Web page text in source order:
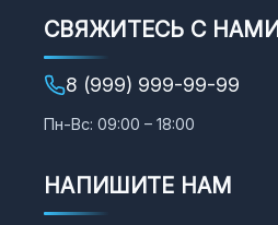
СВЯЖИТЕСЬ С НАМИ
8 (999) 999-99-99
Пн-Вс: 09:00 – 18:00
НАПИШИТЕ НАМ